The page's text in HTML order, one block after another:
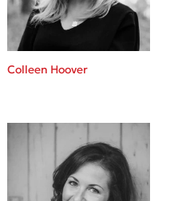
Colleen Hoover